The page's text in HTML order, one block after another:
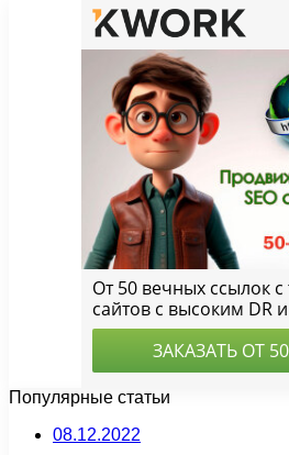
Популярные статьи
08.12.2022